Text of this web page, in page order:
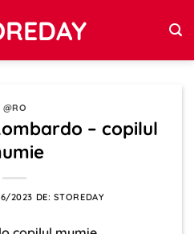
@RO
– copilul
2023 DE: STOREDAY